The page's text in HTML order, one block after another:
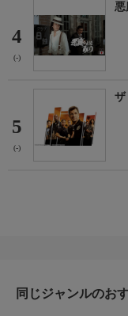
4
(-)
悪
5
(-)
ザ
同じジャンルのお